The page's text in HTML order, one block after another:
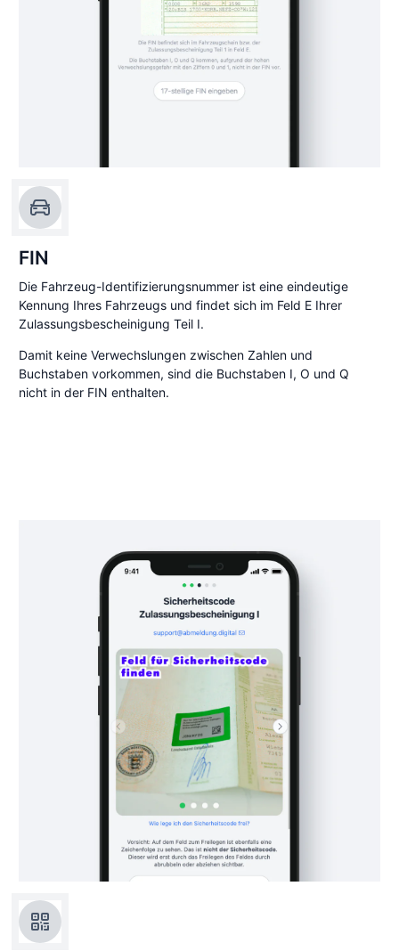
FIN
Die Fahrzeug-Identifizierungsnummer ist eine eindeutige
Kennung Ihres Fahrzeugs und findet sich im Feld E Ihrer
Zulassungsbescheinigung Teil I.
Damit keine Verwechslungen zwischen Zahlen und
Buchstaben vorkommen, sind die Buchstaben I, O und Q
nicht in der FIN enthalten.